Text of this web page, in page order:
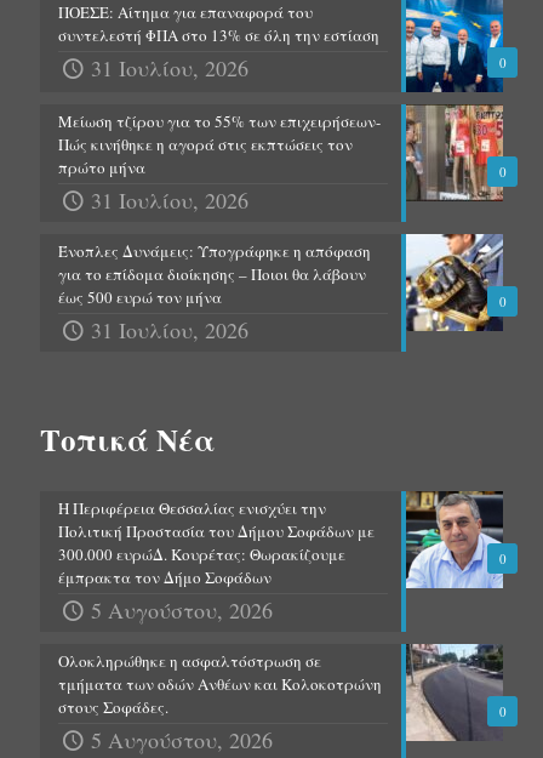
0
ΠΟΕΣΕ: Αίτημα για επαναφορά του
συντελεστή ΦΠΑ στο 13% σε όλη την εστίαση
31 Ιουλίου, 2026
0
Μείωση τζίρου για το 55% των επιχειρήσεων-
Πώς κινήθηκε η αγορά στις εκπτώσεις τον
πρώτο μήνα
31 Ιουλίου, 2026
0
Ένοπλες Δυνάμεις: Υπογράφηκε η απόφαση
για το επίδομα διοίκησης – Ποιοι θα λάβουν
έως 500 ευρώ τον μήνα
31 Ιουλίου, 2026
Τοπικά Νέα
0
Η Περιφέρεια Θεσσαλίας ενισχύει την
Πολιτική Προστασία του Δήμου Σοφάδων με
300.000 ευρώΔ. Κουρέτας: Θωρακίζουμε
έμπρακτα τον Δήμο Σοφάδων
5 Αυγούστου, 2026
0
Ολοκληρώθηκε η ασφαλτόστρωση σε
τμήματα των οδών Ανθέων και Κολοκοτρώνη
στους Σοφάδες.
5 Αυγούστου, 2026